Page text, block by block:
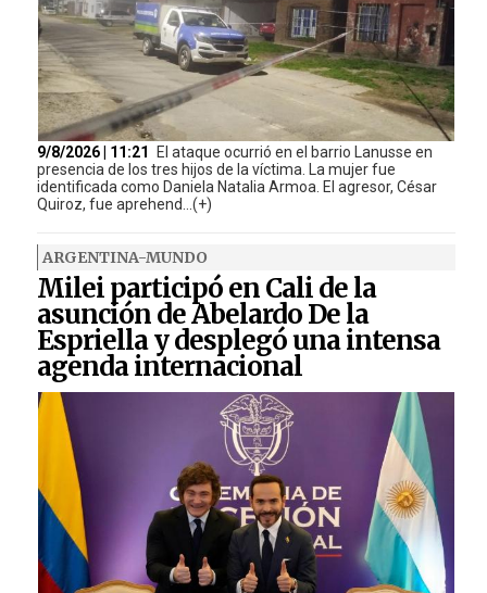
9/8/2026 | 11:21
El ataque ocurrió en el barrio Lanusse en
presencia de los tres hijos de la víctima. La mujer fue
identificada como Daniela Natalia Armoa. El agresor, César
Quiroz, fue aprehend...(+)
ARGENTINA-MUNDO
Milei participó en Cali de la
asunción de Abelardo De la
Espriella y desplegó una intensa
agenda internacional